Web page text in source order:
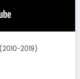
(2010-2019)